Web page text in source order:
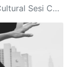
Espetáculo fica em cartaz no Centro Cultural Sesi Campinas de 9 a 19 de julho, com entrada gratuita